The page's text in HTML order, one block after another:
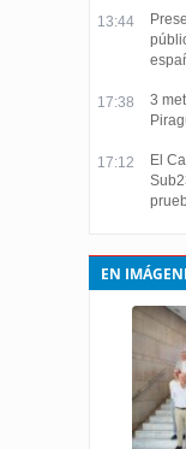
13:44
17:38
3
17:12
El
EN